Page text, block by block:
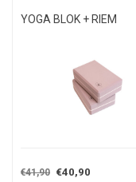
YOGA BLOK + RIEM
€41,90 €40,90